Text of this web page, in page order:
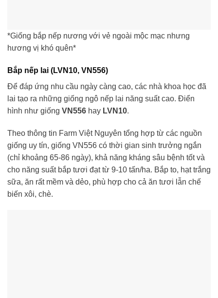
*Giống bắp nếp nương với vẻ ngoài mộc mạc nhưng
hương vị khó quên*
Bắp nếp lai (LVN10, VN556)
Để đáp ứng nhu cầu ngày càng cao, các nhà khoa học đã
lai tạo ra những giống ngô nếp lai năng suất cao. Điển
hình như giống VN556 hay LVN10.
Theo thông tin Farm Việt Nguyên tổng hợp từ các nguồn
giống uy tín, giống VN556 có thời gian sinh trưởng ngắn
(chỉ khoảng 65-86 ngày), khả năng kháng sâu bệnh tốt và
cho năng suất bắp tươi đạt từ 9-10 tấn/ha. Bắp to, hạt trắng
sữa, ăn rất mềm và dẻo, phù hợp cho cả ăn tươi lẫn chế
biến xôi, chè.